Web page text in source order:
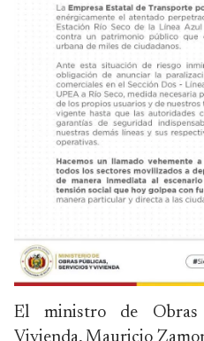
El ministro de Obras
Vivienda, Mauricio